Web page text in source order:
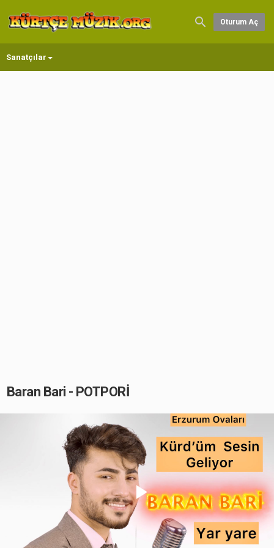
Oturum Aç
Sanatçılar
Baran Bari - POTPORİ
Play